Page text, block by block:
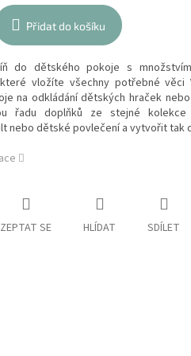
Přidat do košíku
do dětského pokoje s
vložíte všechny potřebné věci
na odkládání dětských hraček
řadu doplňků ze stejné
nebo dětské povlečení a vytvořit tak
ZEPTAT SE HLÍDAT SDÍLET